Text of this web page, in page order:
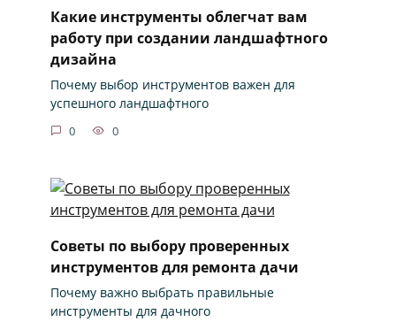
Какие инструменты облегчат вам
работу при создании ландшафтного
дизайна
Почему выбор инструментов важен для
успешного ландшафтного
0 0
Советы по выбору проверенных
инструментов для ремонта дачи
Почему важно выбрать правильные
инструменты для дачного